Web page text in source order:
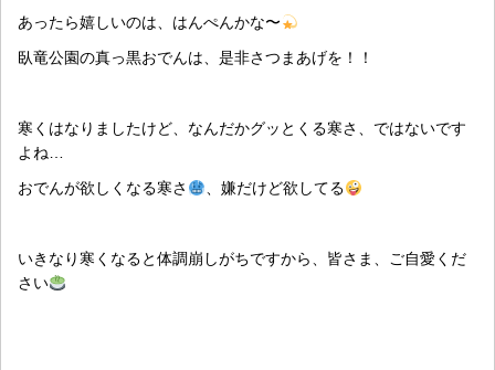
あったら嬉しいのは、はんぺんかな〜
臥竜公園の真っ黒おでんは、是非さつまあげを！！
寒くはなりましたけど、なんだかグッとくる寒さ、ではないです
よね…
おでんが欲しくなる寒さ
、嫌だけど欲してる
いきなり寒くなると体調崩しがちですから、皆さま、ご自愛くだ
さい